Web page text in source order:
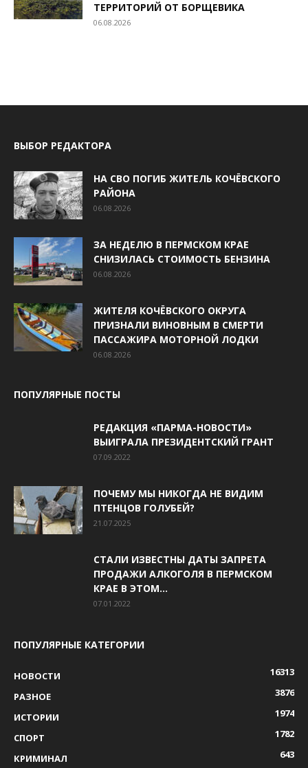
ТЕРРИТОРИЙ ОТ БОРЩЕВИКА
06.08.2026
ВЫБОР РЕДАКТОРА
НА СВО ПОГИБ ЖИТЕЛЬ КОЧЁВСКОГО
РАЙОНА
06.08.2026
ЗА НЕДЕЛЮ В ПЕРМСКОМ КРАЕ
СНИЗИЛАСЬ СТОИМОСТЬ БЕНЗИНА
06.08.2026
ЖИТЕЛЯ КОЧЁВСКОГО ОКРУГА
ПРИЗНАЛИ ВИНОВНЫМ В СМЕРТИ
ПАССАЖИРА МОТОРНОЙ ЛОДКИ
06.08.2026
ПОПУЛЯРНЫЕ ПОСТЫ
РЕДАКЦИЯ «ПАРМА-НОВОСТИ»
ВЫИГРАЛА ПРЕЗИДЕНТСКИЙ ГРАНТ
07.09.2022
ПОЧЕМУ МЫ НИКОГДА НЕ ВИДИМ
ПТЕНЦОВ ГОЛУБЕЙ?
21.07.2025
СТАЛИ ИЗВЕСТНЫ ДАТЫ ЗАПРЕТА
ПРОДАЖИ АЛКОГОЛЯ В ПЕРМСКОМ
КРАЕ В ЭТОМ...
07.01.2022
ПОПУЛЯРНЫЕ КАТЕГОРИИ
НОВОСТИ
16313
РАЗНОЕ
3876
ИСТОРИИ
1974
СПОРТ
1782
КРИМИНАЛ
643